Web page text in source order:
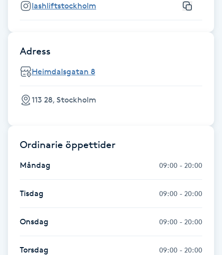
Käkledsbehandling
Laserbehandling
Lashlift Keratin
lashliftstockholm
Adress
Heimdalsgatan 8
113 28, Stockholm
Ordinarie öppettider
Måndag 09:00 - 20:00
Tisdag 09:00 - 20:00
Onsdag 09:00 - 20:00
Torsdag 09:00 - 20:00